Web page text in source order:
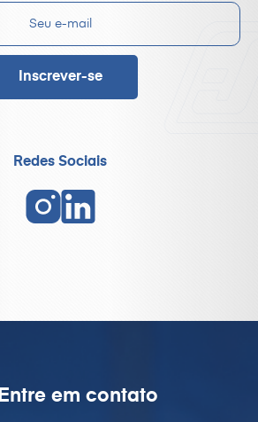
Redes Sociais
Entre em contato